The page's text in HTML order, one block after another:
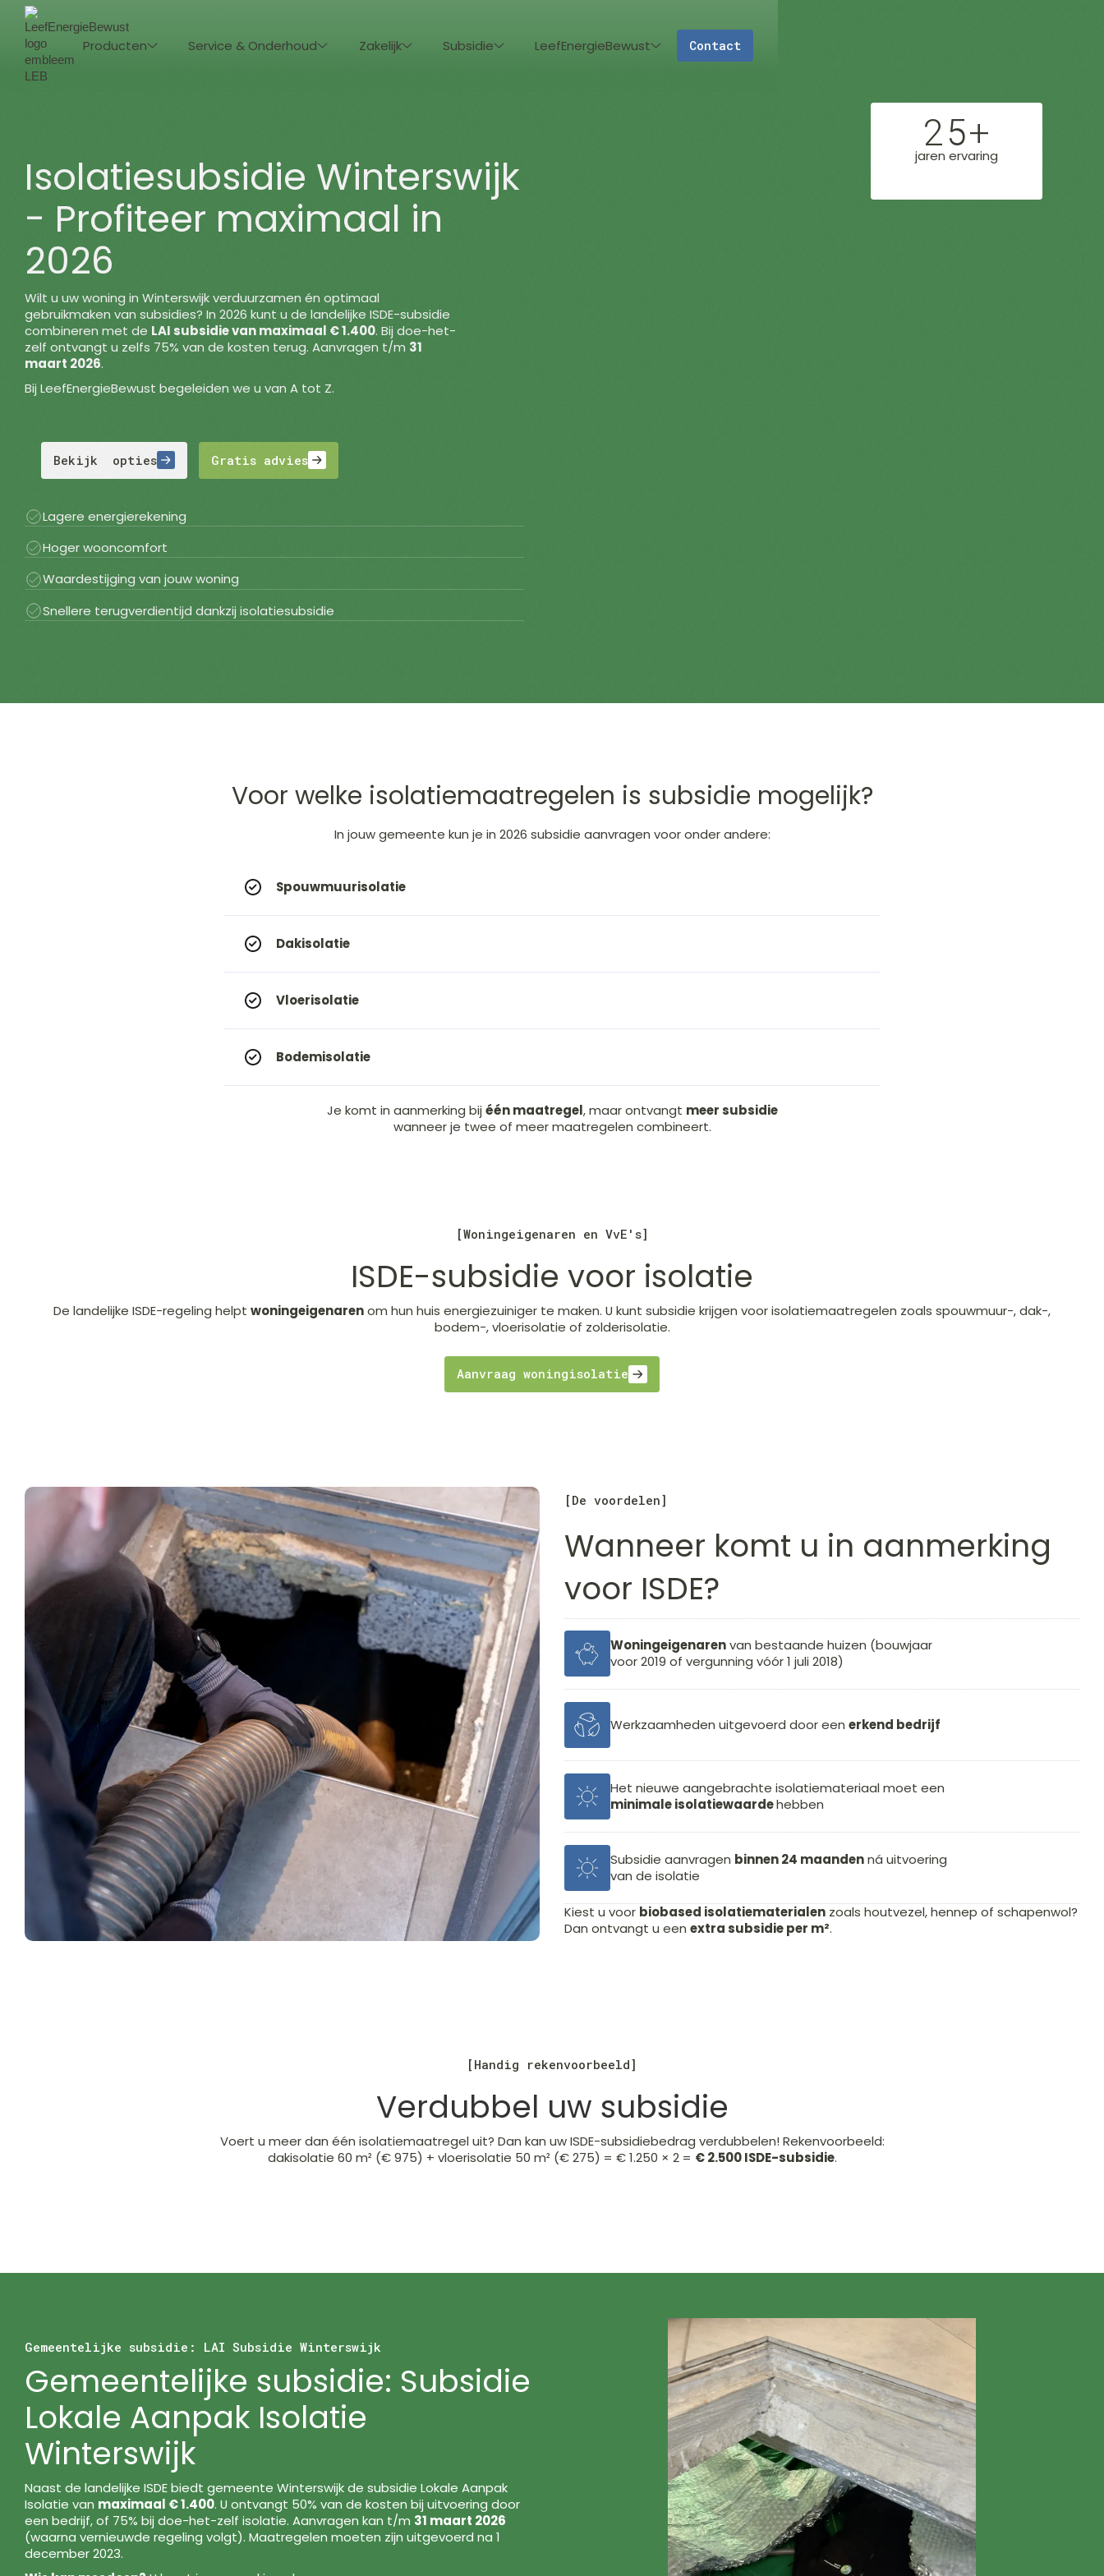
Producten Service & Onderhoud Zakelijk Subsidie LeefEnergieBewust Contact
Isolatiesubsidie Winterswijk
- Profiteer maximaal in
2026
Wilt u uw woning in Winterswijk verduurzamen én optimaal
gebruikmaken van subsidies? In 2026 kunt u de landelijke ISDE-subsidie
combineren met de LAI subsidie van maximaal € 1.400. Bij doe-het-
zelf ontvangt u zelfs 75% van de kosten terug. Aanvragen t/m 31
maart 2026.
Bij LeefEnergieBewust begeleiden we u van A tot Z.
Bekijk opties Gratis advies
Lagere energierekening
Hoger wooncomfort
Waardestijging van jouw woning
Snellere terugverdientijd dankzij isolatiesubsidie
25+
jaren ervaring
Voor welke isolatiemaatregelen is subsidie mogelijk?
In jouw gemeente kun je in 2026 subsidie aanvragen voor onder andere:
Spouwmuurisolatie
Dakisolatie
Vloerisolatie
Bodemisolatie
Je komt in aanmerking bij één maatregel, maar ontvangt meer subsidie
wanneer je twee of meer maatregelen combineert.
[Woningeigenaren en VvE's]
ISDE-subsidie voor isolatie
De landelijke ISDE-regeling helpt woningeigenarenom hun huis energiezuiniger te maken. U kunt subsidie krijgen voor isolatiemaatregelen zoals spouwmuur-, dak-,
bodem-, vloerisolatie of zolderisolatie.
Aanvraag woningisolatie
[De voordelen]
Wanneer komt u in aanmerking
voor ISDE?
Woningeigenarenvan bestaande huizen (bouwjaar
voor 2019 of vergunning vóór 1 juli 2018)
Werkzaamheden uitgevoerd door een erkend bedrijf
Het nieuwe aangebrachte isolatiemateriaal moet een
minimale isolatiewaardehebben
Subsidie aanvragen binnen 24 maandenná uitvoering
van de isolatie
Kiest u voor biobased isolatiematerialenzoals houtvezel, hennep of schapenwol?
Dan ontvangt u een extra subsidie per m².
[Handig rekenvoorbeeld]
Verdubbel uw subsidie
Voert u meer dan één isolatiemaatregel uit? Dan kan uw ISDE-subsidiebedrag verdubbelen! Rekenvoorbeeld:
dakisolatie 60 m² (€ 975) + vloerisolatie 50 m² (€ 275) = € 1.250 × 2 = € 2.500 ISDE-subsidie.
Gemeentelijke subsidie: LAI Subsidie Winterswijk
Gemeentelijke subsidie: Subsidie
Lokale Aanpak Isolatie
Winterswijk
Naast de landelijke ISDE biedt gemeente Winterswijk de subsidie Lokale Aanpak
Isolatie van maximaal € 1.400. U ontvangt 50% van de kosten bij uitvoering door
een bedrijf, of 75% bij doe-het-zelf isolatie. Aanvragen kan t/m 31 maart 2026
(waarna vernieuwde regeling volgt). Maatregelen moeten zijn uitgevoerd na 1
december 2023.